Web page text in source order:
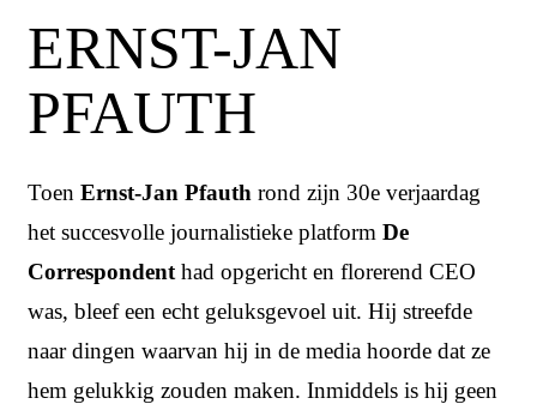
ERNST-JAN
PFAUTH
Toen Ernst-Jan Pfauth rond zijn 30e verjaardag
het succesvolle journalistieke platform De
Correspondent had opgericht en florerend CEO
was, bleef een echt geluksgevoel uit. Hij streefde
naar dingen waarvan hij in de media hoorde dat ze
hem gelukkig zouden maken. Inmiddels is hij geen